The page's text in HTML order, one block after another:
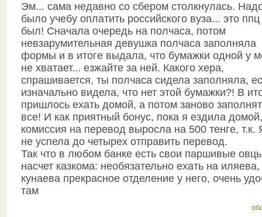
Эм... сама недавно со сбером столкнулась.
было учебу оплатить российского вуза... это ппц
был! Сначала очередь на полчаса, потом
невзарумительная девушка полчаса заполняла
формы и в итоге выдала, что бумажки одной у
не хватает... езжайте за ней. Какого хера,
спрашивается, ты полчаса сидела заполняла,
изначально видела, что нет этой бумажки?! В
пришлось ехать домой, а потом заново
все! И как приятный бонус, пока я ездила домой,
комиссия на перевод выросла на 500 тенге, т.к.
не успела до четырех отправить перевод.
Так что в любом банке есть свои паршивые
насчет казкома: необязательно ехать на
кунаева прекрасное отделение у него, очень
там